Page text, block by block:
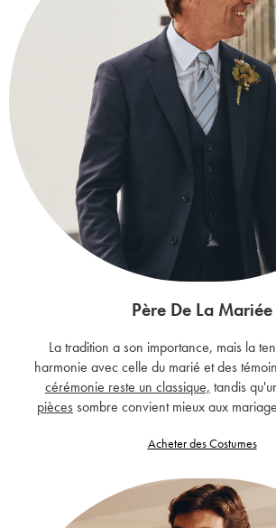
Père De La Mariée
La tradition a son importance, mais la
harmonie avec celle du marié et des
cérémonie reste un classique, tandis
pièces sombre convient mieux aux
Acheter des Costumes